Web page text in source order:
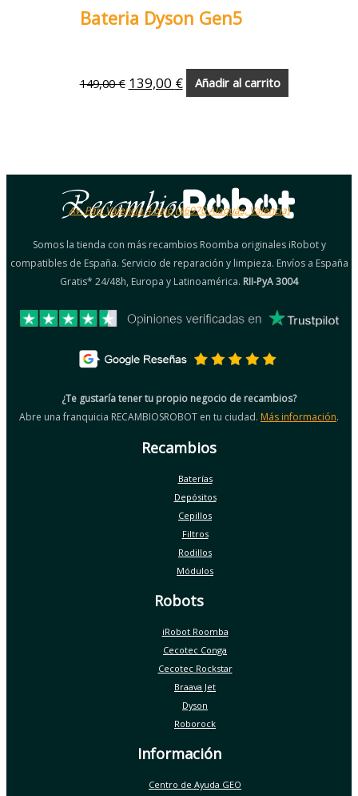
Bateria Dyson Gen5
149,00€ 139,00 € Añadir al carrito
Av. País Valencià 4 bajo (46970 Alaquàs, Valencia)
Somos la tienda con más recambios Roomba originales iRobot y
compatibles de España. Servicio de reparación y limpieza. Envíos a España
Gratis* 24/48h, Europa y Latinoamérica. RII-PyA 3004
¿Te gustaría tener tu propio negocio de recambios?
Abre una franquicia RECAMBIOSROBOT en tu ciudad. Más información.
Recambios
Baterías
Depósitos
Cepillos
Filtros
Rodillos
Módulos
Robots
iRobot Roomba
Cecotec Conga
Cecotec Rockstar
Braava Jet
Dyson
Roborock
Información
Centro de Ayuda GEO